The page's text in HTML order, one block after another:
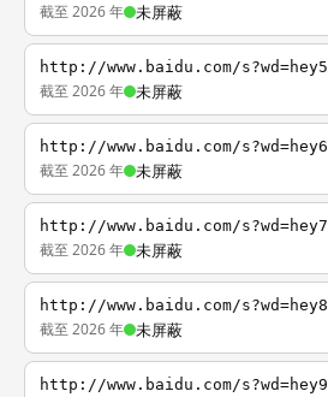
截至 2026 年 未屏蔽
http://www.baidu.com/s?wd=hey5
截至 2026 年 未屏蔽
http://www.baidu.com/s?wd=hey6
截至 2026 年 未屏蔽
http://www.baidu.com/s?wd=hey7
截至 2026 年 未屏蔽
http://www.baidu.com/s?wd=hey8
截至 2026 年 未屏蔽
http://www.baidu.com/s?wd=hey9